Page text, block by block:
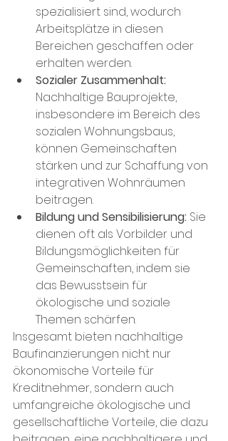
spezialisiert sind, wodurch
Arbeitsplätze in diesen
Bereichen geschaffen oder
erhalten werden.
Sozialer Zusammenhalt:
Nachhaltige Bauprojekte,
insbesondere im Bereich des
sozialen Wohnungsbaus,
können Gemeinschaften
stärken und zur Schaffung von
integrativen Wohnräumen
beitragen.
Bildung und Sensibilisierung: Sie
dienen oft als Vorbilder und
Bildungsmöglichkeiten für
Gemeinschaften, indem sie
das Bewusstsein für
ökologische und soziale
Themen schärfen.
Insgesamt bieten nachhaltige
Baufinanzierungen nicht nur
ökonomische Vorteile für
Kreditnehmer, sondern auch
umfangreiche ökologische und
gesellschaftliche Vorteile, die dazu